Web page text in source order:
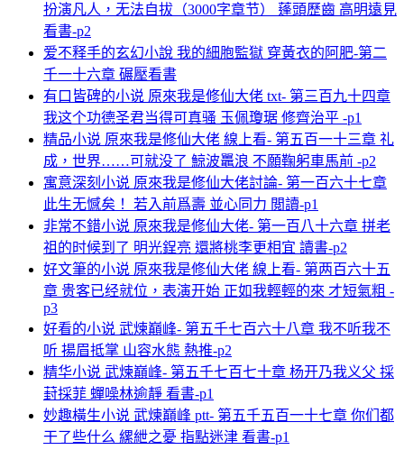
扮演凡人，无法自拔（3000字章节） 蓬頭歷齒 高明遠見
看書-p2
爱不释手的玄幻小說 我的細胞監獄 穿黃衣的阿肥-第二
千一十六章 碾壓看書
有口皆碑的小说 原來我是修仙大佬 txt- 第三百九十四章
我这个功德圣君当得可真骚 玉佩瓊琚 修齊治平 -p1
精品小说 原來我是修仙大佬 線上看- 第五百一十三章 礼
成，世界……可就没了 鯨波鼉浪 不願鞠躬車馬前 -p2
寓意深刻小说 原來我是修仙大佬討論- 第一百六十七章
此生无憾矣！ 若入前爲壽 並心同力 閲讀-p1
非常不錯小说 原來我是修仙大佬- 第一百八十六章 拼老
祖的时候到了 明光鋥亮 還將桃李更相宜 讀書-p2
好文筆的小说 原來我是修仙大佬 線上看- 第两百六十五
章 贵客已经就位，表演开始 正如我輕輕的來 才短氣粗 -
p3
好看的小说 武煉巔峰- 第五千七百六十八章 我不听我不
听 揚眉抵掌 山容水態 熱推-p2
精华小说 武煉巔峰- 第五千七百七十章 杨开乃我义父 採
葑採菲 蟬噪林逾靜 看書-p1
妙趣橫生小说 武煉巔峰 ptt- 第五千五百一十七章 你们都
干了些什么 縲紲之憂 指點迷津 看書-p1